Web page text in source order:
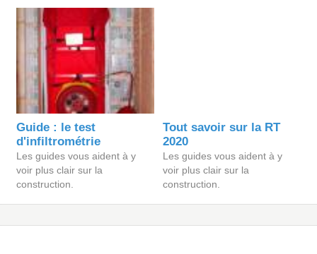
Guide : le test
d'infiltrométrie
Les guides vous aident à y
voir plus clair sur la
construction.
Tout savoir sur la RT
2020
Les guides vous aident à y
voir plus clair sur la
construction.